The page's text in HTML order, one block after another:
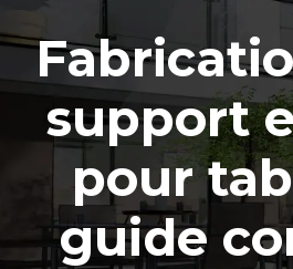
support
pour
guide